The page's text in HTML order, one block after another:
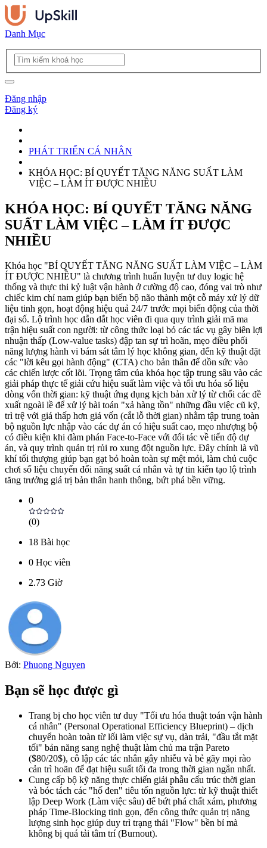
Danh Mục
Đăng nhập
Đăng ký
PHÁT TRIỂN CÁ NHÂN
KHÓA HỌC: BÍ QUYẾT TĂNG NĂNG SUẤT LÀM
VIỆC – LÀM ÍT ĐƯỢC NHIỀU
KHÓA HỌC: BÍ QUYẾT TĂNG NĂNG
SUẤT LÀM VIỆC – LÀM ÍT ĐƯỢC
NHIỀU
Khóa học "BÍ QUYẾT TĂNG NĂNG SUẤT LÀM VIỆC – LÀM
ÍT ĐƯỢC NHIỀU" là chương trình huấn luyện tư duy logic hệ
thống và thực thi kỷ luật vận hành ở cường độ cao, đóng vai trò như
chiếc kim chỉ nam giúp bạn biến bộ não thành một cỗ máy xử lý dữ
liệu tinh gọn, hoạt động hiệu quả 24/7 trước mọi biến động của thời
đại số. Lộ trình học dẫn dắt học viên đi qua quy trình giải mã ma
trận hiệu suất con người: từ công thức loại bỏ các tác vụ gây biên lợi
nhuận thấp (Low-value tasks) đập tan sự trì hoãn, mẹo điều phối
năng lượng hành vi bám sát tâm lý học không gian, đến kỹ thuật đặt
các "lời kêu gọi hành động" (CTA) cho bản thân để dồn sức vào
các chiến lược cốt lõi. Trọng tâm của khóa học tập trung sâu vào các
giải pháp thực tế giải cứu hiệu suất làm việc và tối ưu hóa số liệu
dòng vốn thời gian: kỹ thuật ứng dụng kịch bản xử lý từ chối các đề
xuất ngoài lề để xử lý bài toán "xả hàng tồn" những đầu việc cũ kỹ,
trì trệ với giá thấp hơn giá vốn (cắt lỗ thời gian) nhằm tập trung toàn
bộ nguồn lực nhập vào các dự án có hiệu suất cao, mẹo nhượng bộ
có điều kiện khi đàm phán Face-to-Face với đối tác về tiến độ dự
án, và quy trình quản trị rủi ro xung đột nguồn lực. Đây chính là vũ
khí tối thượng giúp bạn gạt bỏ hoàn toàn sự mệt mỏi, làm chủ cuộc
chơi số liệu chuyển đổi năng suất cá nhân và tự tin kiến tạo lộ trình
tăng trưởng giá trị bản thân hanh thông, bứt phá bền vững.
0
(0)
18 Bài học
0 Học viên
2.73 Giờ
Bởi: Phuong Nguyen
Bạn sẽ học được gì
Trang bị cho học viên tư duy "Tối ưu hóa thuật toán vận hành
cá nhân" (Personal Operational Efficiency Blueprint) – dịch
chuyển hoàn toàn từ lối làm việc sự vụ, dàn trải, "đầu tắt mặt
tối" bản năng sang nghệ thuật làm chủ ma trận Pareto
($80/20$), cô lập các tác nhân gây nhiễu và bẻ gãy mọi rào
cản trì hoãn để đạt hiệu suất tối đa trong thời gian ngắn nhất.
Cung cấp bộ kỹ năng thực chiến giải phẫu cấu trúc thời gian
và bóc tách các "hố đen" tiêu tốn nguồn lực: từ kỹ thuật thiết
lập Deep Work (Làm việc sâu) để bứt phá chất xám, phương
pháp Time-Blocking tinh gọn, đến công thức quản trị năng
lượng sinh học giúp duy trì trạng thái "Flow" bền bỉ mà
không bị quá tải tâm trí (Burnout).